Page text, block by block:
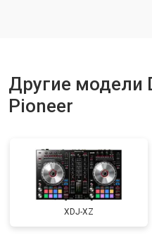
Другие модели
Pioneer
XDJ-XZ